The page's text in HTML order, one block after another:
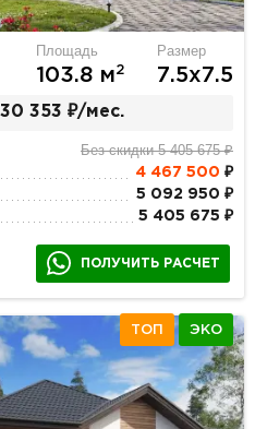
Площадь
103.8 м2
Размер
7.5х7.5
353 ₽/мес.
Без скидки 5 405 675 ₽
4 467 500 ₽
5 092 950 ₽
5 405 675 ₽
ПОЛУЧИТЬ РАСЧЕТ
ТОП ЭКО